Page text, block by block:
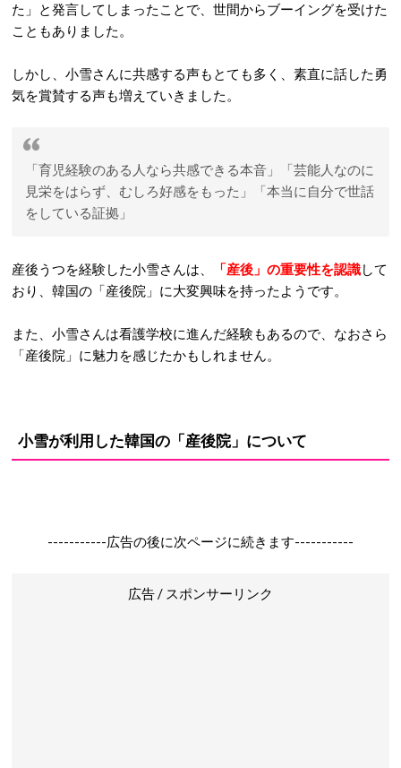
た」と発言してしまったことで、世間からブーイングを受けた
こともありました。
しかし、小雪さんに共感する声もとても多く、素直に話した勇
気を賞賛する声も増えていきました。
「育児経験のある人なら共感できる本音」「芸能人なのに
見栄をはらず、むしろ好感をもった」「本当に自分で世話
をしている証拠」
産後うつを経験した小雪さんは、 「産後」の重要性を認識して
おり、韓国の「産後院」に大変興味を持ったようです。
また、小雪さんは看護学校に進んだ経験もあるので、なおさら
「産後院」に魅力を感じたかもしれません。
小雪が利用した韓国の「産後院」について
-----------広告の後に次ページに続きます-----------
広告 / スポンサーリンク